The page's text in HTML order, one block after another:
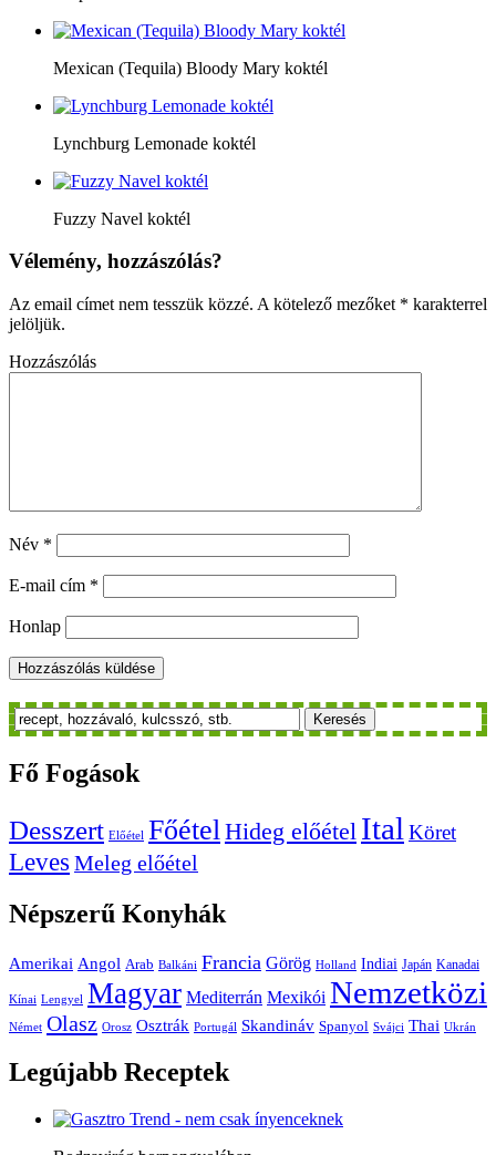
Mexican (Tequila) Bloody Mary koktél
Lynchburg Lemonade koktél
Fuzzy Navel koktél
Vélemény, hozzászólás?
Az email címet nem tesszük közzé. A kötelező mezőket * karakterrel
jelöljük.
Hozzászólás
Név *
E-mail cím *
Honlap
Keresés
Fő Fogások
Desszert Előétel Főétel Hideg előétel Ital Köret
Leves Meleg előétel
Népszerű Konyhák
Amerikai Angol Arab Balkáni Francia Görög Holland Indiai Japán Kanadai
Kínai Lengyel Magyar Mediterrán Mexikói Nemzetközi
Német Olasz Orosz Osztrák Portugál Skandináv Spanyol Svájci Thai Ukrán
Legújabb Receptek